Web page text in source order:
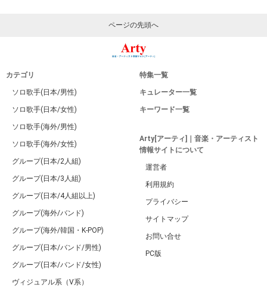
ページの先頭へ
カテゴリ
ソロ歌手(日本/男性)
ソロ歌手(日本/女性)
ソロ歌手(海外/男性)
ソロ歌手(海外/女性)
グループ(日本/2人組)
グループ(日本/3人組)
グループ(日本/4人組以上)
グループ(海外/バンド)
グループ(海外/韓国・K-POP)
グループ(日本/バンド/男性)
グループ(日本/バンド/女性)
ヴィジュアル系（V系）
特集一覧
キュレーター一覧
キーワード一覧
Arty[アーティ]｜音楽・アーティスト
情報サイトについて
運営者
利用規約
プライバシー
サイトマップ
お問い合せ
PC版